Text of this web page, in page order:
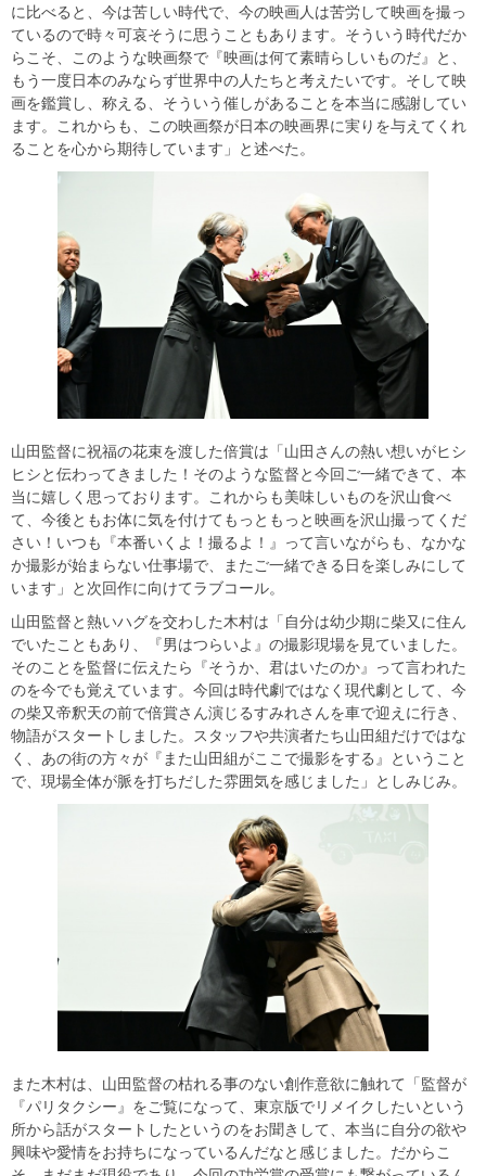
に比べると、今は苦しい時代で、今の映画人は苦労して映画を撮っ
ているので時々可哀そうに思うこともあります。そういう時代だか
らこそ、このような映画祭で『映画は何て素晴らしいものだ』と、
もう一度日本のみならず世界中の人たちと考えたいです。そして映
画を鑑賞し、称える、そういう催しがあることを本当に感謝してい
ます。これからも、この映画祭が日本の映画界に実りを与えてくれ
ることを心から期待しています」と述べた。
山田監督に祝福の花束を渡した倍賞は「山田さんの熱い想いがヒシ
ヒシと伝わってきました！そのような監督と今回ご一緒できて、本
当に嬉しく思っております。これからも美味しいものを沢山食べ
て、今後ともお体に気を付けてもっともっと映画を沢山撮ってくだ
さい！いつも『本番いくよ！撮るよ！』って言いながらも、なかな
か撮影が始まらない仕事場で、またご一緒できる日を楽しみにして
います」と次回作に向けてラブコール。
山田監督と熱いハグを交わした木村は「自分は幼少期に柴又に住ん
でいたこともあり、『男はつらいよ』の撮影現場を見ていました。
そのことを監督に伝えたら『そうか、君はいたのか』って言われた
のを今でも覚えています。今回は時代劇ではなく現代劇として、今
の柴又帝釈天の前で倍賞さん演じるすみれさんを車で迎えに行き、
物語がスタートしました。スタッフや共演者たち山田組だけではな
く、あの街の方々が『また山田組がここで撮影をする』ということ
で、現場全体が脈を打ちだした雰囲気を感じました」としみじみ。
また木村は、山田監督の枯れる事のない創作意欲に触れて「監督が
『パリタクシー』をご覧になって、東京版でリメイクしたいという
所から話がスタートしたというのをお聞きして、本当に自分の欲や
興味や愛情をお持ちになっているんだなと感じました。だからこ